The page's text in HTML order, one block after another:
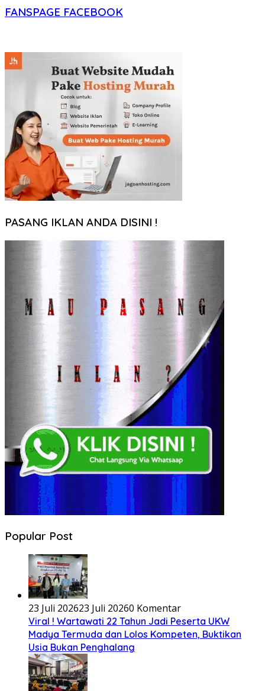
FANSPAGE FACEBOOK
PASANG IKLAN ANDA DISINI !
Popular Post
23 Juli 202623 Juli 20260 Komentar
Viral ! Wartawati 22 Tahun Jadi Peserta UKW
Madya Termuda dan Lolos Kompeten, Buktikan
Usia Bukan Penghalang